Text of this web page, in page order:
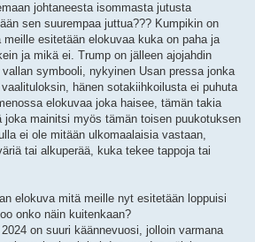
johtaneesta isommasta jutusta
sen suurempaa juttua??? Kumpikin on
esitetään elokuvaa kuka on paha ja
ja mikä ei. Trump on jälleen ajojahdin
symbooli, nykyinen Usan pressa jonka
hänen sotakiihkoilusta ei puhuta
elokuvaa joka haisee, tämän takia
joka mainitsi myös tämän toisen puukotuksen
ei ole mitään ulkomaalaisia vastaan,
tai alkuperää, kuka tekee tappoja tai
elokuva mitä meille nyt esitetään loppuisi
onko näin kuitenkaan?
on suuri käännevuosi, jolloin varmana